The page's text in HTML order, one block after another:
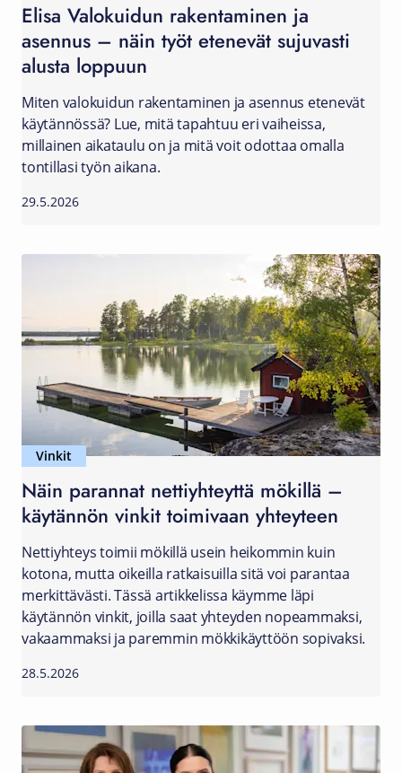
Elisa Valokuidun rakentaminen ja
asennus – näin työt etenevät sujuvasti
alusta loppuun
Miten valokuidun rakentaminen ja asennus etenevät
käytännössä? Lue, mitä tapahtuu eri vaiheissa,
millainen aikataulu on ja mitä voit odottaa omalla
tontillasi työn aikana.
29.5.2026
Vinkit
Näin parannat nettiyhteyttä mökillä –
käytännön vinkit toimivaan yhteyteen
Nettiyhteys toimii mökillä usein heikommin kuin
kotona, mutta oikeilla ratkaisuilla sitä voi parantaa
merkittävästi. Tässä artikkelissa käymme läpi
käytännön vinkit, joilla saat yhteyden nopeammaksi,
vakaammaksi ja paremmin mökkikäyttöön sopivaksi.
28.5.2026